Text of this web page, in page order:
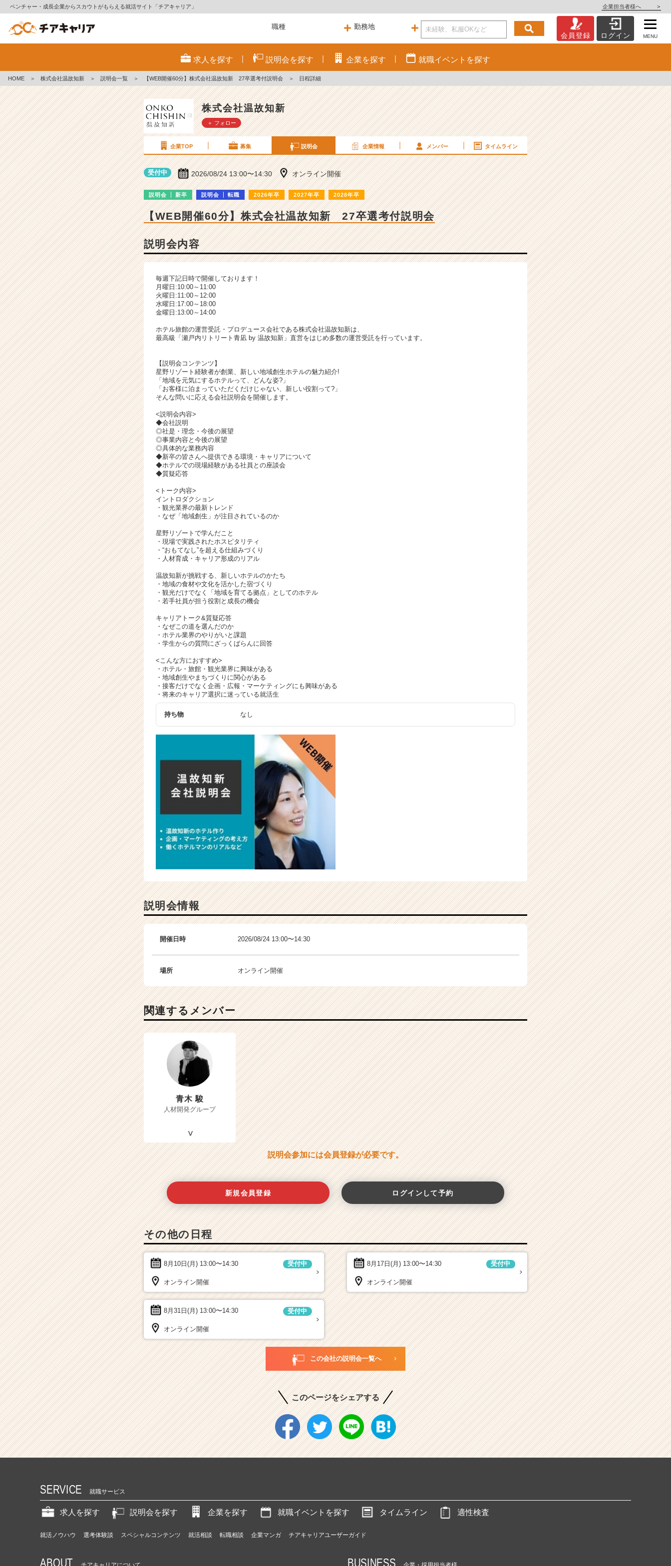
ベンチャー・成長企業からスカウトがもらえる就活サイト「チアキャリア」 企業担当者様へ >
社
温
会員登録 ログイン MENU
求人を探す 説明会を探す 企業を探す 就職イベント を探す
HOME ＞ 株式会社温故知新 ＞ 説明会一覧 ＞ 【WEB開催60分】株式会社温故知新 27卒選考付説明会 ＞ 日程詳細
株式会社温故知新
＋ フォロー
企業TOP 募集 説明会 企業情報 メンバー タイムライン
受付中 2026/08/24 13:00〜14:30 オンライン開催
説明会 新卒 説明会 転職 2026年卒 2027年卒 2028年卒
【WEB開催60分】株式会社温故知新 27卒選考付説明会
説明会内容
毎週下記日時で開催しております！
月曜日:10:00～11:00
火曜日:11:00～12:00
水曜日:17:00～18:00
金曜日:13:00～14:00
ホテル旅館の運営受託・プロデュース会社である株式会社温故知新は、
最高級「瀬戸内リトリート青凪 by 温故知新」直営をはじめ多数の運営受託を行っています。
【説明会コンテンツ】
星野リゾート経験者が創業、新しい地域創生ホテルの魅力紹介!
「地域を元気にするホテルって、どんな姿?」
「お客様に泊まっていただくだけじゃない、新しい役割って?」
そんな問いに応える会社説明会を開催します。
<説明会内容>
◆会社説明
◎社是・理念・今後の展望
◎事業内容と今後の展望
◎具体的な業務内容
◆新卒の皆さんへ提供できる環境・キャリアについて
◆ホテルでの現場経験がある社員との座談会
◆質疑応答
<トーク内容>
イントロダクション
・観光業界の最新トレンド
・なぜ「地域創生」が注目されているのか
星野リゾートで学んだこと
・現場で実践されたホスピタリティ
・“おもてなし”を超える仕組みづくり
・人材育成・キャリア形成のリアル
温故知新が挑戦する、新しいホテルのかたち
・地域の食材や文化を活かした宿づくり
・観光だけでなく「地域を育てる拠点」としてのホテル
・若手社員が担う役割と成長の機会
キャリアトーク&質疑応答
・なぜこの道を選んだのか
・ホテル業界のやりがいと課題
・学生からの質問にざっくばらんに回答
<こんな方におすすめ>
・ホテル・旅館・観光業界に興味がある
・地域創生やまちづくりに関心がある
・接客だけでなく企画・広報・マーケティングにも興味がある
・将来のキャリア選択に迷っている就活生
持ち物 なし
説明会情報
開催日時 2026/08/24 13:00〜14:30
場所 オンライン開催
関連するメンバー
青木 駿
人材開発グループ
説明会参加には会員登録が必要です。
新規会員登録 ログインして予約
その他の日程
8月10日(月) 13:00〜14:30 受付中
オンライン開催
8月17日(月) 13:00〜14:30 受付中
オンライン開催
8月31日(月) 13:00〜14:30 受付中
オンライン開催
この会社の説明会一覧へ
このページをシェアする
SERVICE 就職サービス
求人を探す 説明会を探す 企業を探す 就職イベントを探す タイムライン 適性検査
就活ノウハウ 選考体験談 スペシャルコンテンツ 就活相談 転職相談 企業マンガ チアキャリアユーザーガイド
ABOUT BUSINESS